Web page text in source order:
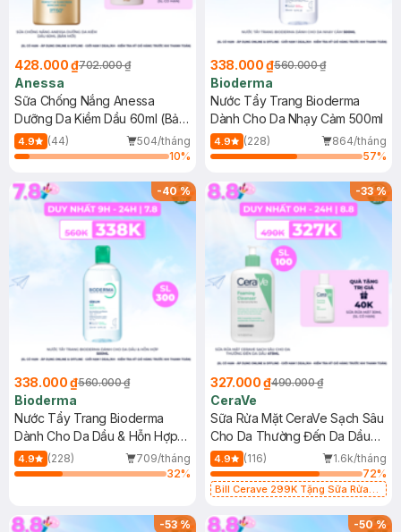
428.000 ₫702.000 ₫
Anessa
Sữa Chống Nắng Anessa
Dưỡng Da Kiềm Dầu 60ml (Bản
Mới)
4.9 (44)
504/tháng
10%
338.000 ₫560.000 ₫
Bioderma
Nước Tẩy Trang Bioderma
Dành Cho Da Nhạy Cảm 500ml
4.9 (228)
864/tháng
57%
-40%
338.000 ₫560.000 ₫
Bioderma
Nước Tẩy Trang Bioderma
Dành Cho Da Dầu & Hỗn Hợp
500ml
4.9 (228)
709/tháng
32%
-33%
327.000 ₫490.000 ₫
CeraVe
Sữa Rửa Mặt CeraVe Sạch Sâu
Cho Da Thường Đến Da Dầu
473ml
4.9 (116)
1.6k/tháng
72%
Bill Cerave 299K Tặng Sữa Rửa
-53% -50%